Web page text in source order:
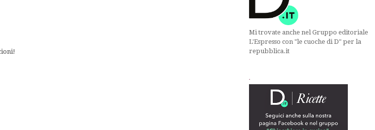
Mi trovate anche nel Gruppo editoriale
L'Espresso con "le cuoche di D" per la
repubblica.it
.